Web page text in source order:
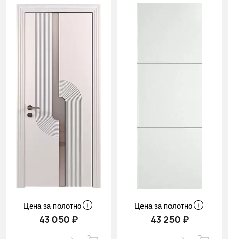
Цена за полотно
43 050 ₽
Цена за полотно
43 250 ₽